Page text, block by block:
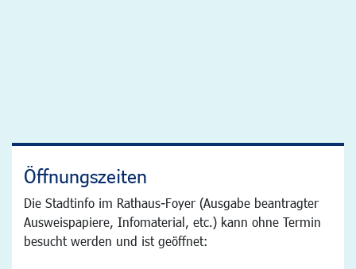
Öffnungszeiten
Die Stadtinfo im Rathaus-Foyer (Ausgabe beantragter
Ausweispapiere, Infomaterial, etc.) kann ohne Termin
besucht werden und ist geöffnet: